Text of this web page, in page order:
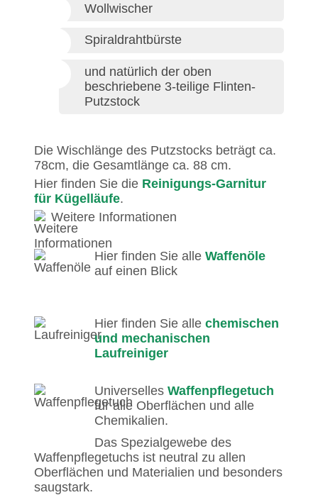
Wollwischer
Spiraldrahtbürste
und natürlich der oben
beschriebene 3-teilige Flinten-
Putzstock
Die Wischlänge des Putzstocks beträgt ca.
78cm, die Gesamtlänge ca. 88 cm.
Hier finden Sie die Reinigungs-Garnitur
für Kügelläufe.
Weitere Informationen
Hier finden Sie alle Waffenöle
auf einen Blick
Hier finden Sie alle chemischen
und mechanischen
Laufreiniger
Universelles Waffenpflegetuch
für alle Oberflächen und alle
Chemikalien.
Das Spezialgewebe des
Waffenpflegetuchs ist neutral zu allen
Oberflächen und Materialien und besonders
saugstark.